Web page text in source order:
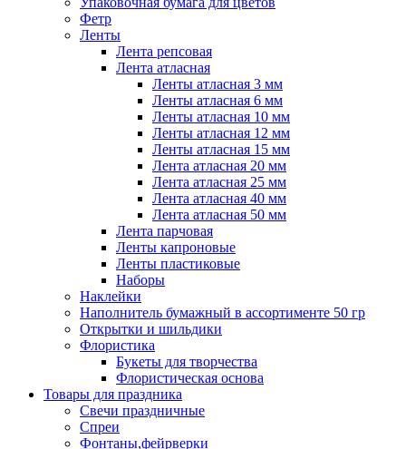
Фетр
Ленты
Лента репсовая
Лента атласная
Ленты атласная 3 мм
Ленты атласная 6 мм
Ленты атласная 10 мм
Ленты атласная 12 мм
Ленты атласная 15 мм
Лента атласная 20 мм
Лента атласная 25 мм
Лента атласная 40 мм
Лента атласная 50 мм
Лента парчовая
Ленты капроновые
Ленты пластиковые
Наборы
Наклейки
Наполнитель бумажный в ассортименте 50 гр
Открытки и шильдики
Флористика
Букеты для творчества
Флористическая основа
Товары для праздника
Свечи праздничные
Спреи
Фонтаны,фейрверки